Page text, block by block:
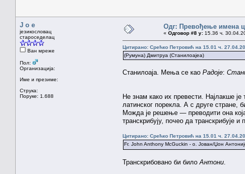
J o e
језикословац
староседелац
Ван мреже
Пол:
Организација:
Име и презиме:
Струка:
Поруке: 1.688
Одг: Превођење имена
« Одговор #8 у: 15.36 ч.
Цитирано: Срећко Петровић на 15.01 ч.
(Румуна) Дмитруа (Станилоајеа)
Станилоаја. Мења се као Радоје:
Не знам како их превести. Најлакше је
латинског порекла. А с друге стране,
Можда је решење — преводити она
транскрибују, почео да транскрибује и
Цитирано: Срећко Петровић на 15.01 ч.
Fr. John Anthony McGuckin - о. Јован/Џон
Транскрибовано би било Антони